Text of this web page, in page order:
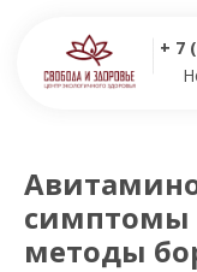
симптомы
методы